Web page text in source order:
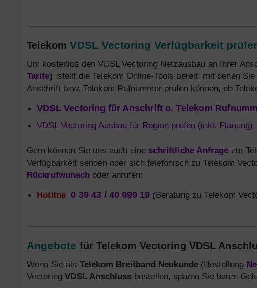
Telekom VDSL Vectoring Verfügbarkeit
Um kostenlos den VDSL Vectoring Netzausbau an Ihrer
Tarife), stellt die Telekom Online-Tools bereit, mit denen
Anschrift bzw. Telekom Rufnummer prüfen können, ob
VDSL Vectoring für Anschrift o. Telekom
VDSL Vectoring Ausbau für Region prüfen (inkl. Planung)
Gern können Sie uns auch eine schriftliche Anfrage zur
Verfügbarkeit senden oder sich telefonisch zu Telekom
Rückrufwunsch oder anrufen:
Hotline 0 39 43 / 40 999 19 (Beratung zu Telekom
Angebote für Telekom Vectoring VDSL
Wenn Sie als Telekom Breitband Neukunde (Bestellung
Vectoring VDSL Anschluss bestellen, sparen Sie bares